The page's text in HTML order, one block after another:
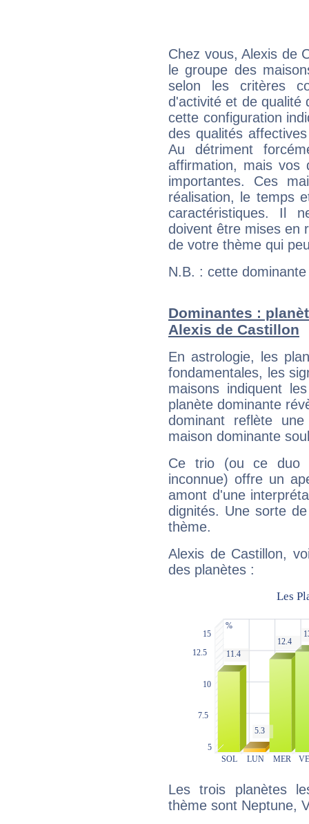
Chez vous, Alexis de
le groupe des
selon les critères
d'activité et de qualité
cette configuration
des qualités
Au détriment
affirmation, mais
importantes. Ces
réalisation, le temps
caractéristiques. Il
doivent être mises en
de votre thème qui
N.B. : cette
Dominantes :
Alexis de Castillon
En astrologie, les
fondamentales, les
maisons indiquent
planète dominante
dominant reflète
maison dominante
Ce trio (ou ce duo
inconnue) offre un
amont d'une
dignités. Une sorte
thème.
Alexis de Castillon,
des planètes :
Les trois planètes
thème sont Neptune,